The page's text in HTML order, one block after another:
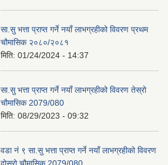
सा.सु भत्ता प्राप्त गर्ने नयाँ लाभग्रहीको विवरण प्रथम
चौमासिक २०८०/२०८१
मिति: 01/24/2024 - 14:37
सा.सु भत्ता प्राप्त गर्ने नयाँ लाभग्रहीको विवरण तेस्रो
चौमासिक 2079/080
मिति: 08/29/2023 - 09:32
वडा नं ९ सा.सु भत्ता प्राप्त गर्ने नयाँ लाभग्रहीको विवरण